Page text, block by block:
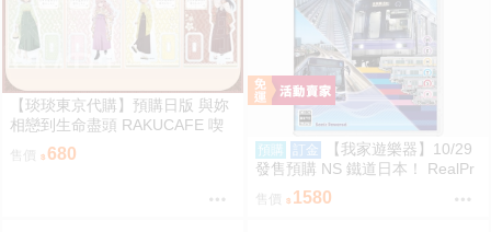
【琰琰東京代購】預購日版 與妳
相戀到生命盡頭 RAKUCAFE 喫
茶 立牌 席娜 美美 星蘭 亞里
售價 680 預購 訂金
【我家遊樂器】10/29
發售預購 NS 鐵道日本！ RealPr
o 立體都市交通！XROSS OVER
名古屋篇 日版
售價 1580